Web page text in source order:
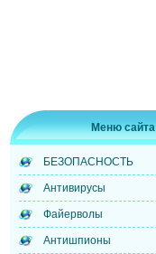
Меню сайта
БЕЗОПАСНОСТЬ
Антивирусы
Файерволы
Антишпионы